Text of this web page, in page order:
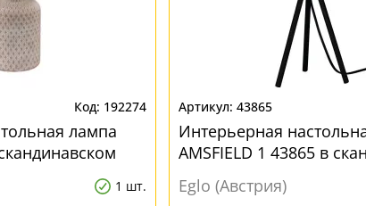
192274
лампа
1 шт.
43865
Интерьерная
AMSFIELD 1 43865 в
стиле
Eglo (Австрия)